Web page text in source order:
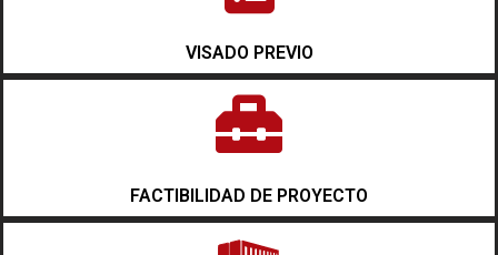
VISADO PREVIO
FACTIBILIDAD DE PROYECTO